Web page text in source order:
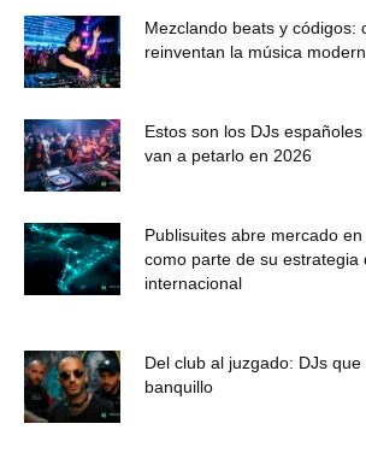
Mezclando beats y códigos:
reinventan la música
Estos son los DJs
van a petarlo en 2026
Publisuites abre mercado
como parte de su estrategia
internacional
Del club al juzgado: DJs
banquillo